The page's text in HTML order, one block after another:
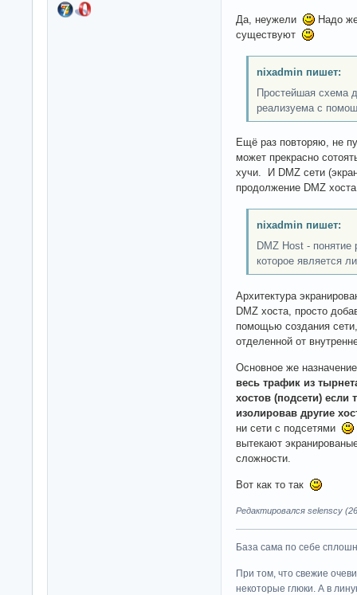
Да, неужели
Надо
существуют
nixadmin пишет:
Простейшая схема
реализуема с
Ещё раз повторяю, не
может прекрасно
хучи. И DMZ сети
продолжение DMZ
nixadmin пишет:
DMZ Host - понятие
которое является
Архитектура
DMZ хоста, просто
помощью создания
отделенной от
Основное же
весь трафик из
хостов (подсети) если
изолировав другие
ни сети с подсетями
вытекают
сложности.
Вот как то так
Редактировался selenscy
База сама по себе
При том, что свежие
некоторые глюки. А в